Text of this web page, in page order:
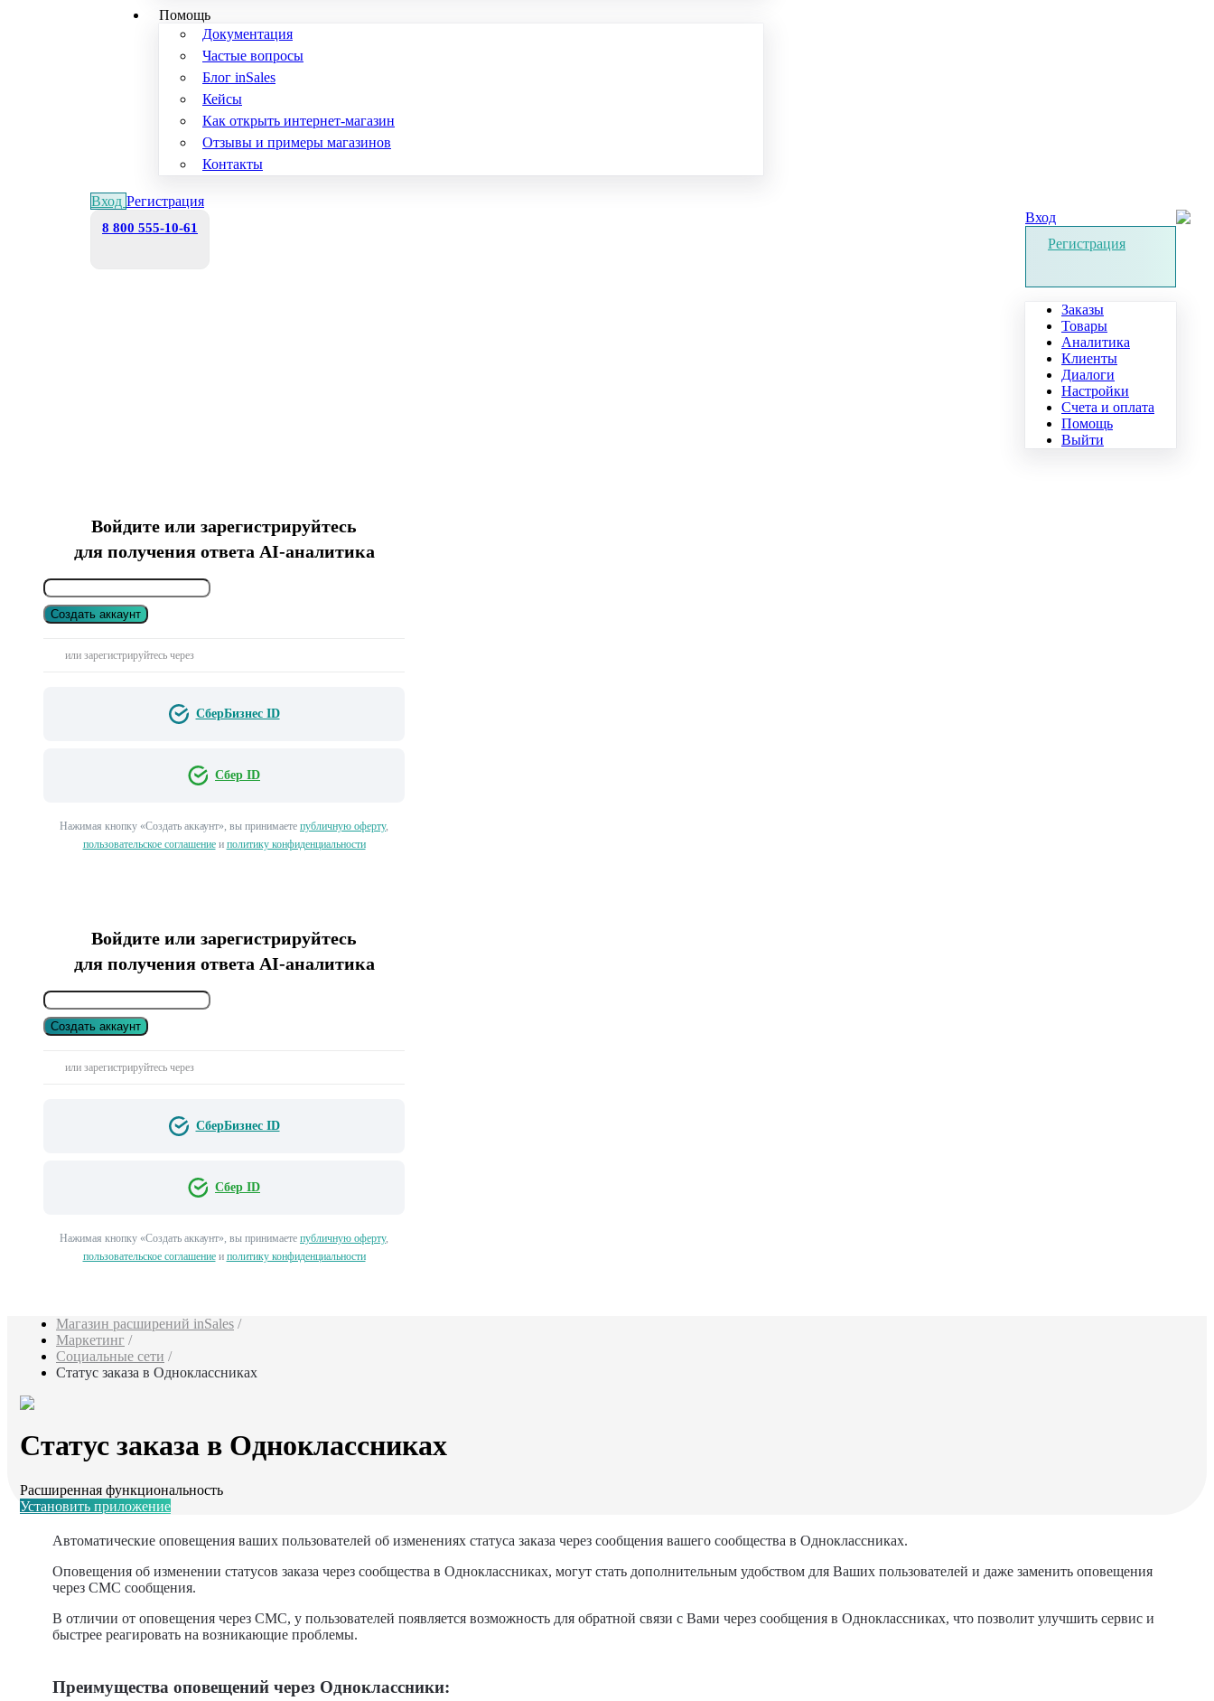
Помощь
Документация
Частые вопросы
Блог inSales
Кейсы
Как открыть интернет-магазин
Отзывы и примеры магазинов
Контакты
Вход Регистрация
8 800 555-10-61
Вход
Регистрация
Заказы
Товары
Аналитика
Клиенты
Диалоги
Настройки
Счета и оплата
Помощь
Выйти
Войдите или зарегистрируйтесь
для получения ответа AI-аналитика
Создать аккаунт
или зарегистрируйтесь через
СберБизнес ID
Сбер ID
Нажимая кнопку «Создать аккаунт», вы принимаете публичную оферту,
пользовательское соглашениеи политику конфиденциальности
Войдите или зарегистрируйтесь
для получения ответа AI-аналитика
Создать аккаунт
или зарегистрируйтесь через
СберБизнес ID
Сбер ID
Нажимая кнопку «Создать аккаунт», вы принимаете публичную оферту,
пользовательское соглашениеи политику конфиденциальности
Магазин расширений inSales /
Маркетинг /
Социальные сети /
Статус заказа в Одноклассниках
Статус заказа в Одноклассниках
Расширенная функциональность
Установить приложение
Автоматические оповещения ваших пользователей об изменениях статуса заказа через сообщения вашего сообщества в Одноклассниках.
Оповещения об изменении статусов заказа через сообщества в Одноклассниках, могут стать дополнительным удобством для Ваших пользователей и даже заменить оповещения
через СМС сообщения.
В отличии от оповещения через СМС, у пользователей появляется возможность для обратной связи с Вами через сообщения в Одноклассниках, что позволит улучшить сервис и
быстрее реагировать на возникающие проблемы.
Преимущества оповещений через Одноклассники: